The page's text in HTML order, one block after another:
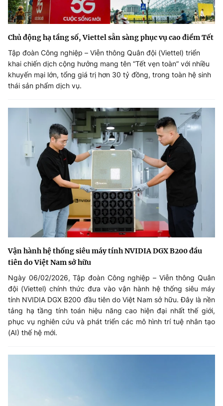
Chủ động hạ tầng số, Viettel sẵn sàng phục vụ cao điểm Tết
Tập đoàn Công nghiệp – Viễn thông Quân đội (Viettel) triển
khai chiến dịch cộng hưởng mang tên “Tết vẹn toàn” với nhiều
khuyến mại lớn, tổng giá trị hơn 30 tỷ đồng, trong toàn hệ sinh
thái sản phẩm dịch vụ.
Vận hành hệ thống siêu máy tính NVIDIA DGX B200 đầu
tiên do Việt Nam sở hữu
Ngày 06/02/2026, Tập đoàn Công nghiệp – Viễn thông Quân
đội (Viettel) chính thức đưa vào vận hành hệ thống siêu máy
tính NVIDIA DGX B200 đầu tiên do Việt Nam sở hữu. Đây là nền
tảng hạ tầng tính toán hiệu năng cao hiện đại nhất thế giới,
phục vụ nghiên cứu và phát triển các mô hình trí tuệ nhân tạo
(AI) thế hệ mới.